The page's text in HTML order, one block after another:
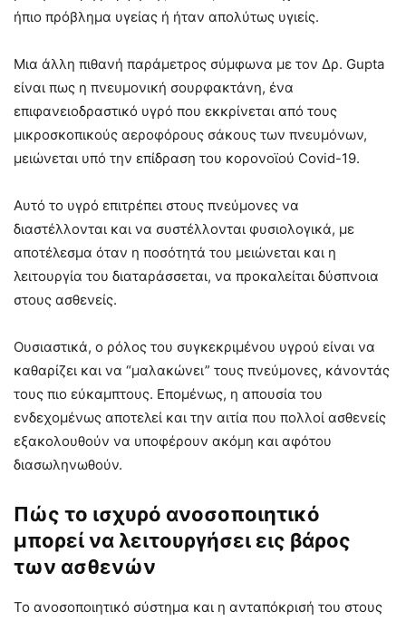
ήπιο πρόβλημα υγείας ή ήταν απολύτως υγιείς.
Μια άλλη πιθανή παράμετρος σύμφωνα με τον Δρ. Gupta
είναι πως η πνευμονική σουρφακτάνη, ένα
επιφανειοδραστικό υγρό που εκκρίνεται από τους
μικροσκοπικούς αεροφόρους σάκους των πνευμόνων,
μειώνεται υπό την επίδραση του κορονοϊού Covid-19.
Αυτό το υγρό επιτρέπει στους πνεύμονες να
διαστέλλονται και να συστέλλονται φυσιολογικά, με
αποτέλεσμα όταν η ποσότητά του μειώνεται και η
λειτουργία του διαταράσσεται, να προκαλείται δύσπνοια
στους ασθενείς.
Ουσιαστικά, ο ρόλος του συγκεκριμένου υγρού είναι να
καθαρίζει και να “μαλακώνει” τους πνεύμονες, κάνοντάς
τους πιο εύκαμπτους. Επομένως, η απουσία του
ενδεχομένως αποτελεί και την αιτία που πολλοί ασθενείς
εξακολουθούν να υποφέρουν ακόμη και αφότου
διασωληνωθούν.
Πώς το ισχυρό ανοσοποιητικό
μπορεί να λειτουργήσει εις βάρος
των ασθενών
Το ανοσοποιητικό σύστημα και η ανταπόκρισή του στους